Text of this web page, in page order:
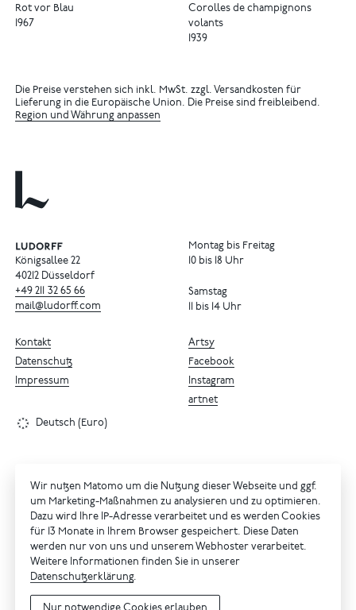
Rot vor Blau
1967
Corolles de champignons
volants
1939
Die Preise verstehen sich inkl. MwSt. zzgl. Versandkosten für
Lieferung in die Europäische Union. Die Preise sind freibleibend.
Region und Währung anpassen
Königsallee 22
40212 Düsseldorf
+49 211 32 65 66
mail@ludorff.com
Montag bis Freitag
10 bis 18 Uhr
Samstag
11 bis 14 Uhr
Artsy
Facebook
Instagram
artnet
Kontakt
Datenschutz
Impressum
Deutsch (Euro)
Wir nutzen Matomo um die Nutzung dieser Webseite und ggf.
um Marketing-Maßnahmen zu analysieren und zu optimieren.
Dazu wird Ihre IP-Adresse verarbeitet und es werden Cookies
für 13 Monate in Ihrem Browser gespeichert. Diese Daten
werden nur von uns und unserem Webhoster verarbeitet.
Weitere Informationen finden Sie in unserer
Datenschutzerklärung.